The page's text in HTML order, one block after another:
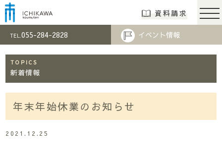
市川工務店 | らしさ
資料請求
TEL.055-284-2828 イベント情報
TOPICS
新着情報
年末年始休業のお知らせ
2021.12.25